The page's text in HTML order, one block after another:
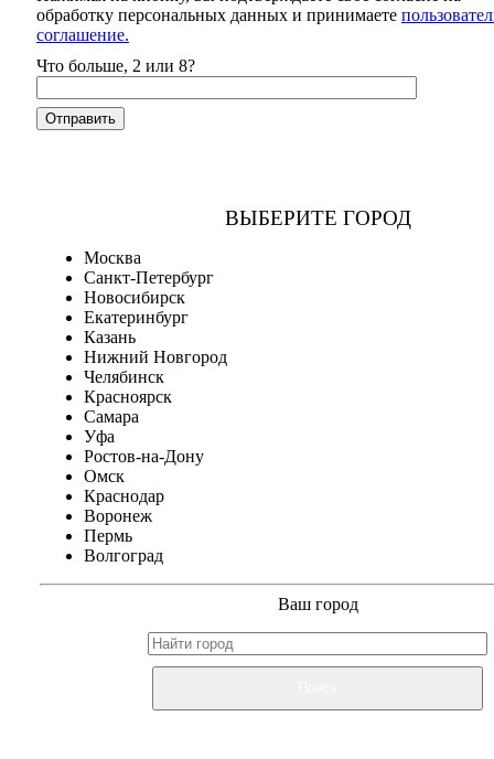
обработку персональных данных и принимаете
соглашение.
Что больше, 2 или 8?
ВЫБЕРИТЕ ГОРОД
Москва
Санкт-Петербург
Новосибирск
Екатеринбург
Казань
Нижний Новгород
Челябинск
Красноярск
Самара
Уфа
Ростов-на-Дону
Омск
Краснодар
Воронеж
Пермь
Волгоград
Ваш город